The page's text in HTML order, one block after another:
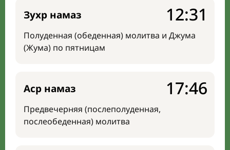
Зухр намаз
Полуденная (обеденная) молитва и Джума
(Жума) по пятницам
12:31
Аср намаз
Предвечерняя (послеполуденная,
послеобеденная) молитва
17:46